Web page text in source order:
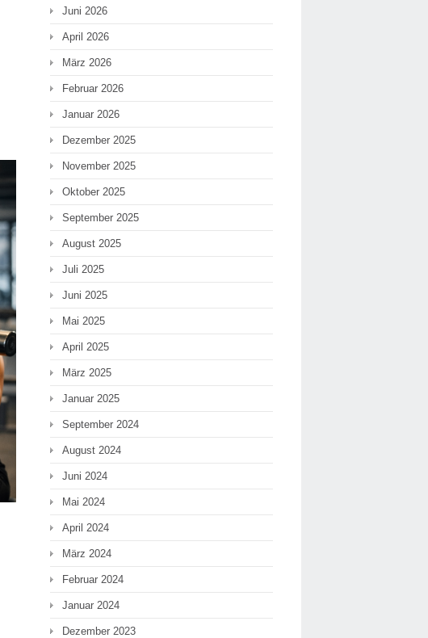
Juni 2026
April 2026
März 2026
Februar 2026
Januar 2026
Dezember 2025
November 2025
Oktober 2025
September 2025
August 2025
Juli 2025
Juni 2025
Mai 2025
April 2025
März 2025
Januar 2025
September 2024
August 2024
Juni 2024
Mai 2024
April 2024
März 2024
Februar 2024
Januar 2024
Dezember 2023